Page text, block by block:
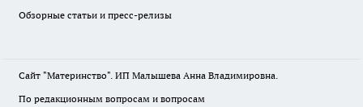
Обзорные статьи и пресс-релизы
Сайт "Материнство". ИП Малышева Анна Владимировна.
По редакционным вопросам и вопросам